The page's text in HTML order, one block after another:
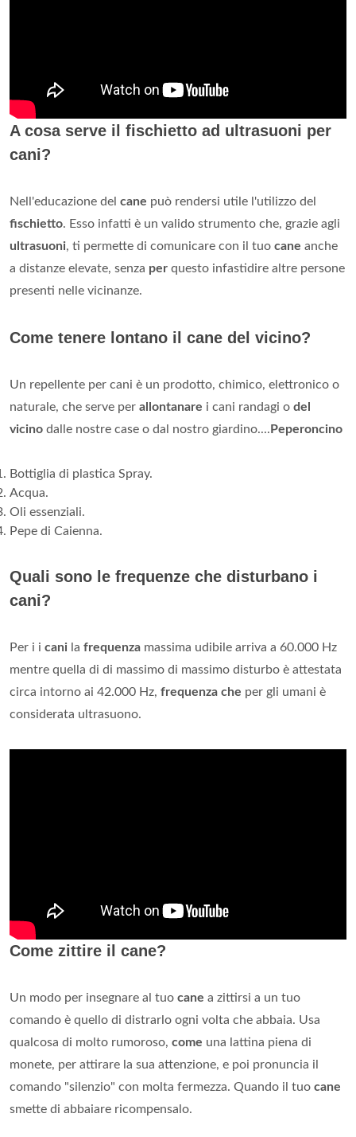
A cosa serve il fischietto ad ultrasuoni per
cani?
Nell'educazione del cane può rendersi utile l'utilizzo del
fischietto. Esso infatti è un valido strumento che, grazie agli
ultrasuoni, ti permette di comunicare con il tuo cane anche
a distanze elevate, senza per questo infastidire altre persone
presenti nelle vicinanze.
Come tenere lontano il cane del vicino?
Un repellente per cani è un prodotto, chimico, elettronico o
naturale, che serve per allontanare i cani randagi o del
vicino dalle nostre case o dal nostro giardino.... Peperoncino
Bottiglia di plastica Spray.
Acqua.
Oli essenziali.
Pepe di Caienna.
Quali sono le frequenze che disturbano i
cani?
Per i i cani la frequenza massima udibile arriva a 60.000 Hz
mentre quella di di massimo di massimo disturbo è attestata
circa intorno ai 42.000 Hz, frequenza che per gli umani è
considerata ultrasuono.
Come zittire il cane?
Un modo per insegnare al tuo cane a zittirsi a un tuo
comando è quello di distrarlo ogni volta che abbaia. Usa
qualcosa di molto rumoroso, come una lattina piena di
monete, per attirare la sua attenzione, e poi pronuncia il
comando "silenzio" con molta fermezza. Quando il tuo cane
smette di abbaiare ricompensalo.